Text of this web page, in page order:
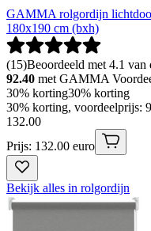
GAMMA rolgordijn
180x190 cm (bxh)
(15)Beoordeeld met 4.1 van
92.40 met GAMMA
30% korting30% korting
30% korting, voordeelprijs:
132.00
Prijs: 132.00 euro
Bekijk alles in rolgordijn